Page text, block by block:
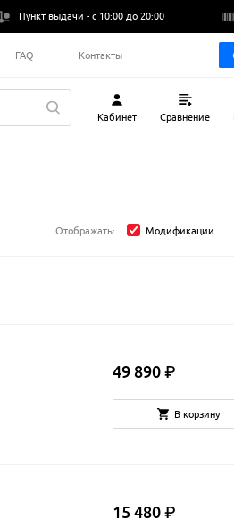
Пункт выдачи -с 10:00 до 20:00
FAQ Контакты
Кабинет Сравнение
Отображать: Модификации
49 890 ₽
В корзину
15 480 ₽